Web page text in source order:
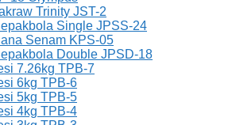
Trinity JST-2
Single JPSS-24
Senam KPS-05
Double JPSD-18
7.26kg TPB-7
6kg TPB-6
5kg TPB-5
4kg TPB-4